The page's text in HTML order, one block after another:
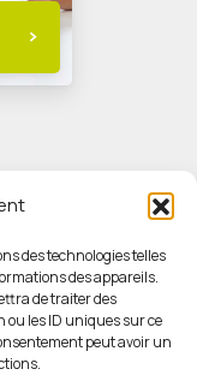
des technologies telles
des appareils.
de traiter des
ou les ID uniques sur ce
peut avoir un